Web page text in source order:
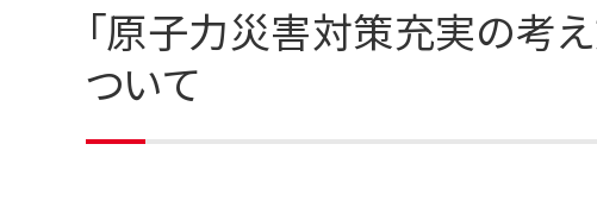
「原子力災害対策充実の考
ついて